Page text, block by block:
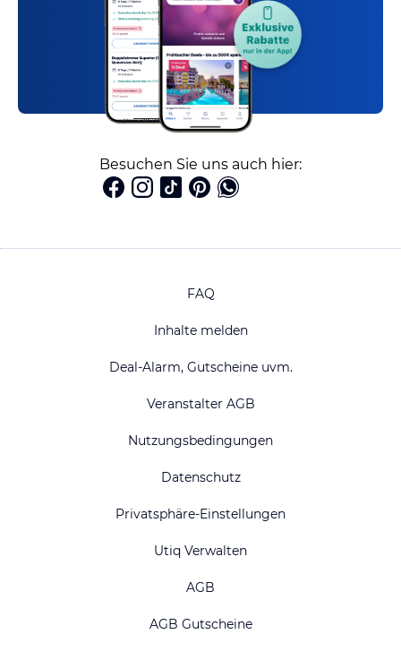
Besuchen Sie uns auch hier:
FAQ
Inhalte melden
Deal-Alarm, Gutscheine uvm.
Veranstalter AGB
Nutzungsbedingungen
Datenschutz
Privatsphäre-Einstellungen
Utiq Verwalten
AGB
AGB Gutscheine